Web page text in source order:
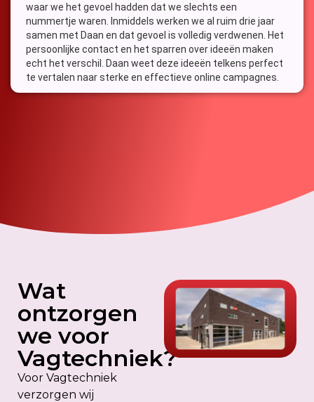
waar we het gevoel hadden dat we slechts een
nummertje waren. Inmiddels werken we al ruim drie jaar
samen met Daan en dat gevoel is volledig verdwenen. Het
persoonlijke contact en het sparren over ideeën maken
echt het verschil. Daan weet deze ideeën telkens perfect
te vertalen naar sterke en effectieve online campagnes.
Wat
ontzorgen
we voor
Vagtechniek?
Voor Vagtechniek
verzorgen wij